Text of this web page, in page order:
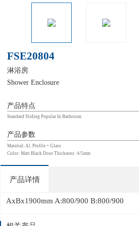
FSE20804
淋浴房
Shower Enclosure
产品特点
Standard Sliding Popular In Bathroom
产品参数
Material: Al. Profile + Glass
Color: Matt Black Door Thickness: 4/5mm
产品详情
AxBx1900mm A:800/900 B:800/900